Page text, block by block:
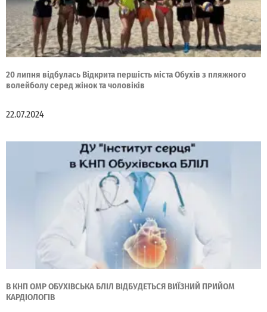
20 липня відбулась Відкрита першість міста Обухів з пляжного
волейболу серед жінок та чоловіків
22.07.2024
В КНП ОМР ОБУХІВСЬКА БЛІЛ ВІДБУДЕТЬСЯ ВИЇЗНИЙ ПРИЙОМ
КАРДІОЛОГІВ